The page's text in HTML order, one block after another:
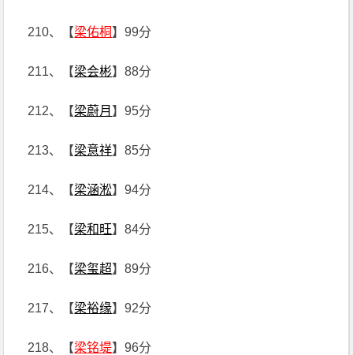
210、【梁佑桐 】99分
211、【梁会彬】88分
212、【梁蔚月 】95分
213、【梁意祥】85分
214、【梁涵淞】94分
215、【梁和旺】84分
216、【梁玺超】89分
217、【梁裕缘】92分
218、【梁铭堤】96分